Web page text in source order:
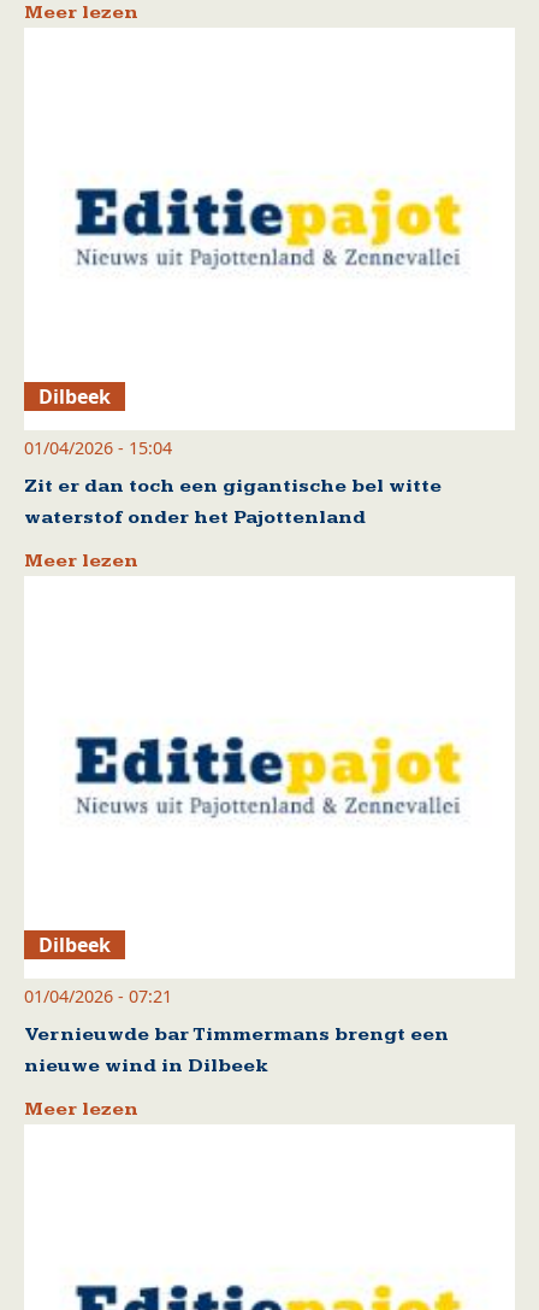
Meer lezen
Dilbeek
01/04/2026 - 15:04
Zit er dan toch een gigantische bel witte
waterstof onder het Pajottenland
Meer lezen
Dilbeek
01/04/2026 - 07:21
Vernieuwde bar Timmermans brengt een
nieuwe wind in Dilbeek
Meer lezen